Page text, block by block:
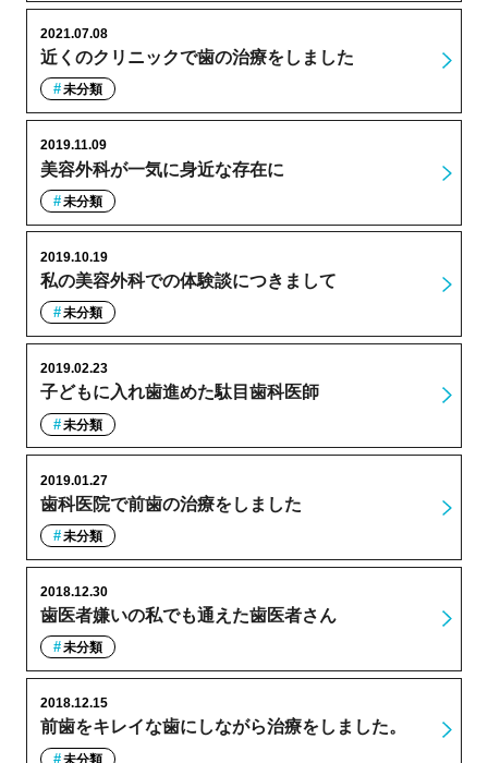
近くのクリニックで歯の治療をしました
2021.07.08
未分類
美容外科が一気に身近な存在に
2019.11.09
未分類
私の美容外科での体験談につきまして
2019.10.19
未分類
子どもに入れ歯進めた駄目歯科医師
2019.02.23
未分類
歯科医院で前歯の治療をしました
2019.01.27
未分類
歯医者嫌いの私でも通えた歯医者さん
2018.12.30
未分類
前歯をキレイな歯にしながら治療をしました。
2018.12.15
未分類